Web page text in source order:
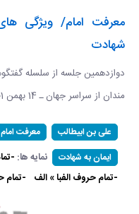
معرفت امام/ ویژگی
شهادت
دوازدهمین جلسه از سلسله
مندان از سراسر جهان ـ 14 بهمن 1401
علی بن ابیطالب معرفت امام
ایمان به شهادت
نمایه ها: -
-تمام حروف الفبا » الف -تمام